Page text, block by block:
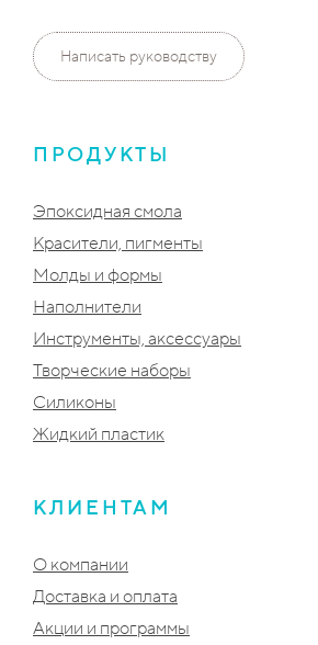
Написать руководству
ПРОДУКТЫ
Эпоксидная смола
Красители, пигменты
Молды и формы
Наполнители
Инструменты, аксессуары
Творческие наборы
Силиконы
Жидкий пластик
КЛИЕНТАМ
О компании
Доставка и оплата
Акции и программы